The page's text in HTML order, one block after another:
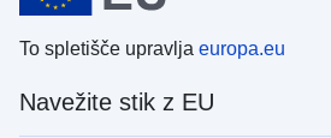
To spletišče upravlja europa.eu
Navežite stik z EU